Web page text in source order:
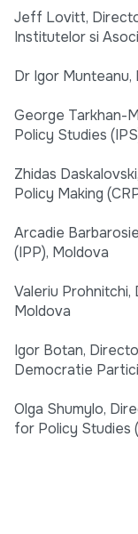
Jeff Lovitt,
Institutelor si
Dr Igor Munteanu,
George Tarkhan-
Policy Studies
Zhidas
Policy Making
Arcadie
(IPP), Moldova
Valeriu
Moldova
Igor Botan,
Democratie
Olga Shumylo,
for Policy Studies